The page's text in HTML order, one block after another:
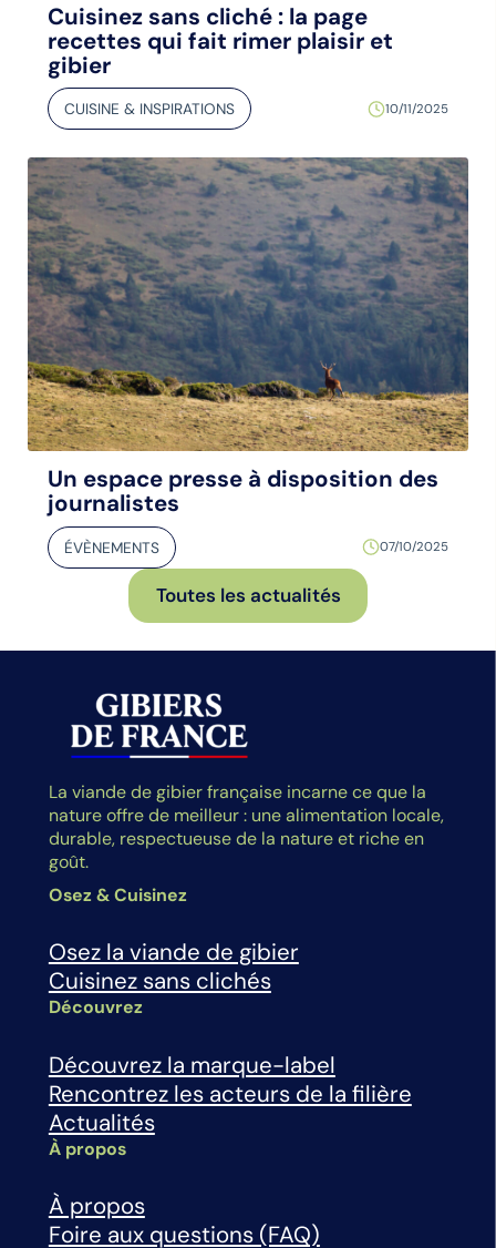
Cuisinez sans cliché : la page
recettes qui fait rimer plaisir et
gibier
CUISINE & INSPIRATIONS 10/11/2025
Un espace presse à disposition des
journalistes
ÉVÈNEMENTS 07/10/2025
Toutes les actualités
La viande de gibier française incarne ce que la
nature offre de meilleur : une alimentation locale,
durable, respectueuse de la nature et riche en
goût.
Osez & Cuisinez
Osez la viande de gibier
Cuisinez sans clichés
Découvrez
Découvrez la marque-label
Rencontrez les acteurs de la filière
Actualités
À propos
À propos
Foire aux questions (FAQ)